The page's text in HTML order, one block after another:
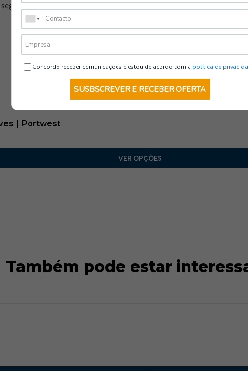
seguros
encomenda
Calças AV
| Portwest
VER OPÇÕES
Também pode estar
Concordo receber comunicações e estou de acordo com a política de
SUSBSCREVER E RECEBER OFERTA